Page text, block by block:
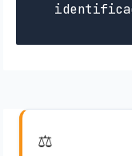
⚖️